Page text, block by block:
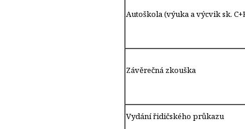
Autoškola (výuka a výcvik sk.
Závěrečná zkouška
Vydání řidičského průkazu